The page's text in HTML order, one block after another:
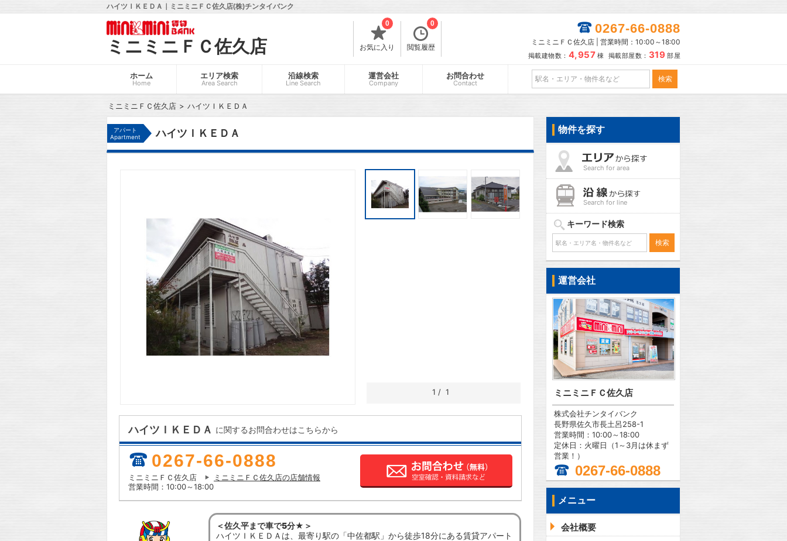
ハイツＩＫＥＤＡ｜ミニミニＦＣ佐久店(株)チンタイバンク
ミニミニＦＣ佐久店 お気に入り
0
閲覧履歴
0 0267-66-0888
ミニミニＦＣ佐久店 | 営業時間：10:00～18:00
掲載建物数： 4,957 棟 掲載部屋数： 319 部屋
ホーム
Home
エリア検索
Area Search
沿線検索
Line Search
運営会社
Company
お問合わせ
Contact
ミニミニＦＣ佐久店 ハイツＩＫＥＤＡ
アパート
Apartment
ハイツＩＫＥＤＡ
1 / 1
ハイツＩＫＥＤＡ に関するお問合わせはこちらから
0267-66-0888
ミニミニＦＣ佐久店
ミニミニＦＣ佐久店の店舗情報
営業時間：10:00～18:00
＜佐久平まで車で5分★＞
ハイツＩＫＥＤＡは、最寄り駅の「中佐都駅」から徒歩18分にある賃貸アパート
物件を探す
Search for area
Search for line
キーワード検索
運営会社
ミニミニＦＣ佐久店
株式会社チンタイバンク
長野県佐久市長土呂258-1
営業時間：10:00～18:00
定休日：火曜日（1～3月は休まず
営業！）
0267-66-0888
メニュー
会社概要